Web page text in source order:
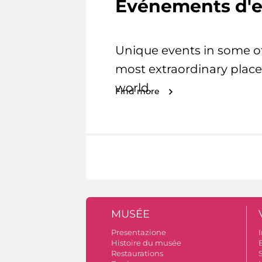
Evénements
Unique events in some
most extraordinary
world.
Find more
MUSÉE
Presentazione
Histoire du musée
Restaurations